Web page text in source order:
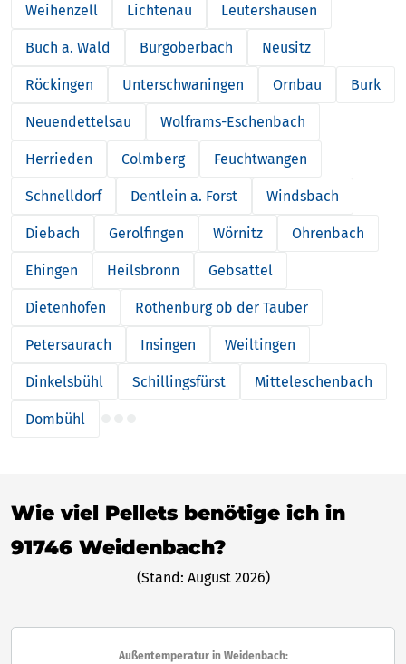
Weihenzell Lichtenau Leutershausen
Buch a. Wald Burgoberbach Neusitz
Röckingen Unterschwaningen Ornbau Burk
Neuendettelsau Wolframs-Eschenbach
Herrieden Colmberg Feuchtwangen
Schnelldorf Dentlein a. Forst Windsbach
Diebach Gerolfingen Wörnitz Ohrenbach
Ehingen Heilsbronn Gebsattel
Dietenhofen Rothenburg ob der Tauber
Petersaurach Insingen Weiltingen
Dinkelsbühl Schillingsfürst Mitteleschenbach
Dombühl
Wie viel Pellets benötige ich in
91746 Weidenbach?
(Stand: August 2026)
Außentemperatur in Weidenbach: